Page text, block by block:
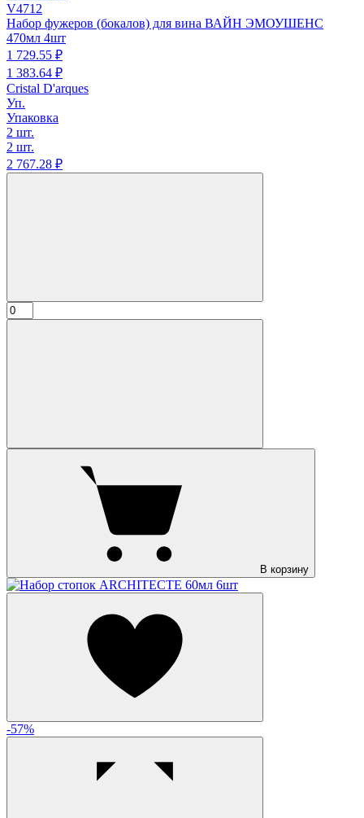
V4712
Набор фужеров (бокалов) для вина ВАЙН ЭМОУШЕНС
470мл 4шт
1 729.55 ₽
1 383.64 ₽
Cristal D'arques
Уп.
Упаковка
2 шт.
2 шт.
2 767.28 ₽
В корзину
-57%